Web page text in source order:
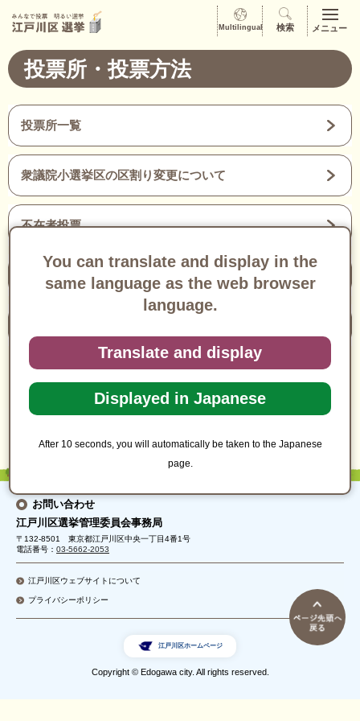
You can translate and display in the
same language as the web browser
language.
Translate and display
Displayed in Japanese
After 10 seconds, you will automatically be taken to the Japanese
page.
みんなで投票 明るい選挙江戸川区 選挙
Multilingual 検索 メニュー
投票所・投票方法
投票所一覧
衆議院小選挙区の区割り変更について
不在者投票
期日前投票所
トップページ シティインフォメーション >
お問い合わせ
江戸川区選挙管理委員会事務局
〒132-8501 東京都江戸川区中央一丁目4番1号
電話番号： 03-5662-2053
江戸川区ウェブサイトについて
プライバシーポリシー
江戸川区ホームページ
Copyright © Edogawa city. All rights reserved.